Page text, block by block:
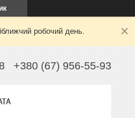
робочий день.
+380 (67) 956-55-93